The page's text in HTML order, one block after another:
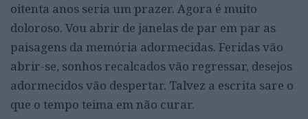
oitenta anos seria um prazer. Agora é muito
doloroso. Vou abrir de janelas de par em par as
paisagens da memória adormecidas. Feridas vão
abrir-se, sonhos recalcados vão regressar, desejos
adormecidos vão despertar. Talvez a escrita sare o
que o tempo teima em não curar.